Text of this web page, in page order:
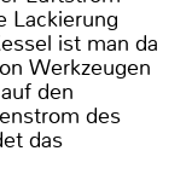
Lackierung
ist man da
Werkzeugen
den
des
das